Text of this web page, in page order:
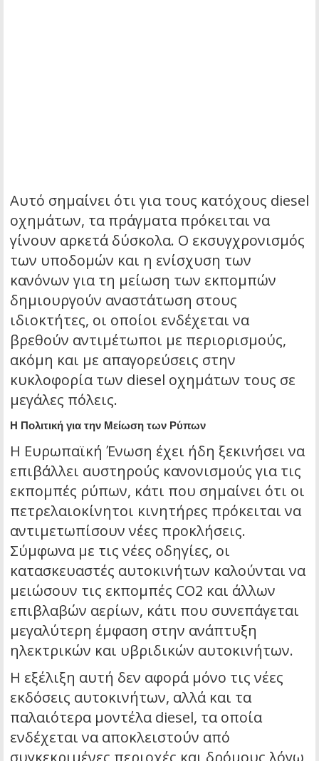
Αυτό σημαίνει ότι για τους κατόχους diesel
οχημάτων, τα πράγματα πρόκειται να
γίνουν αρκετά δύσκολα. Ο εκσυγχρονισμός
των υποδομών και η ενίσχυση των
κανόνων για τη μείωση των εκπομπών
δημιουργούν αναστάτωση στους
ιδιοκτήτες, οι οποίοι ενδέχεται να
βρεθούν αντιμέτωποι με περιορισμούς,
ακόμη και με απαγορεύσεις στην
κυκλοφορία των diesel οχημάτων τους σε
μεγάλες πόλεις.
Η Πολιτική για την Μείωση των Ρύπων
Η Ευρωπαϊκή Ένωση έχει ήδη ξεκινήσει να
επιβάλλει αυστηρούς κανονισμούς για τις
εκπομπές ρύπων, κάτι που σημαίνει ότι οι
πετρελαιοκίνητοι κινητήρες πρόκειται να
αντιμετωπίσουν νέες προκλήσεις.
Σύμφωνα με τις νέες οδηγίες, οι
κατασκευαστές αυτοκινήτων καλούνται να
μειώσουν τις εκπομπές CO2 και άλλων
επιβλαβών αερίων, κάτι που συνεπάγεται
μεγαλύτερη έμφαση στην ανάπτυξη
ηλεκτρικών και υβριδικών αυτοκινήτων.
Η εξέλιξη αυτή δεν αφορά μόνο τις νέες
εκδόσεις αυτοκινήτων, αλλά και τα
παλαιότερα μοντέλα diesel, τα οποία
ενδέχεται να αποκλειστούν από